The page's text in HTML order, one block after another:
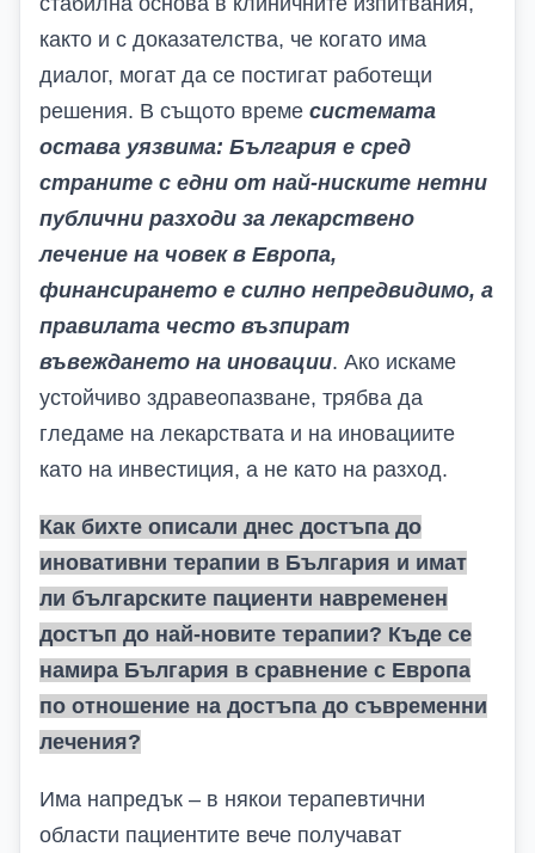
както и с доказателства, че когато има
диалог, могат да се постигат работещи
решения. В същото време системата
остава уязвима: България е сред
страните с едни от най-ниските нетни
публични разходи за лекарствено
лечение на човек в Европа,
финансирането е силно непредвидимо, а
правилата често възпират
въвеждането на иновации. Ако искаме
устойчиво здравеопазване, трябва да
гледаме на лекарствата и на иновациите
като на инвестиция, а не като на разход.
Как бихте описали днес достъпа до
иновативни терапии в България и имат
ли българските пациенти навременен
достъп до най-новите терапии? Къде се
намира България в сравнение с Европа
по отношение на достъпа до съвременни
лечения?
Има напредък – в някои терапевтични
области пациентите вече получават